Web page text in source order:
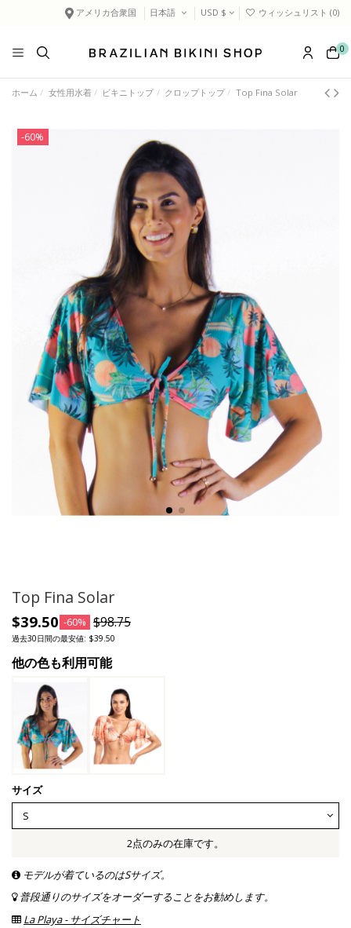
アメリカ合衆国 日本語 USD $ ウィッシュリスト (0)
0
ホーム 女性用水着 ビキニトップ クロップトップ Top Fina Solar
-60%
Top Fina Solar
$39.50 -60% $98.75
過去30日間の最安値: $39.50
他の色も利用可能
サイズ
2点のみの在庫です。
モデルが着ているのはSサイズ。
普段通りのサイズをオーダーすることをお勧めします。
La Playa - サイズチャート